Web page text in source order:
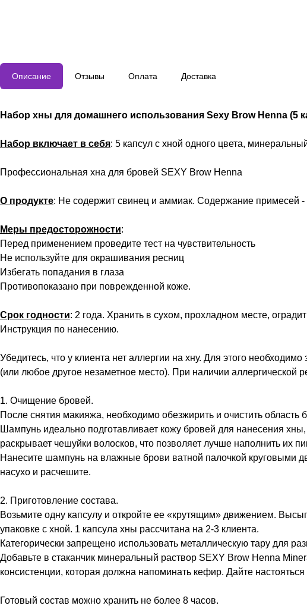
Описание Отзывы Оплата Доставка
Набор хны для домашнего использования Sexy Brow Henna (5
Набор включает в себя: 5 капсул с хной одного цвета,
Профессиональная хна для бровей SEXY Brow Henna
О продукте: Не содержит свинец и аммиак. Содержание примесей -
Меры предосторожности:
Перед применением проведите тест на чувствительность
Не используйте для окрашивания ресниц
Избегать попадания в глаза
Противопоказано при поврежденной коже.
Срок годности: 2 года. Хранить в сухом, прохладном месте,
Инструкция по нанесению.
Убедитесь, что у клиента нет аллергии на хну. Для этого
(или любое другое незаметное место). При наличии аллергической
1. Очищение бровей.
После снятия макияжа, необходимо обезжирить и очистить
Шампунь идеально подготавливает кожу бровей для нанесения
раскрывает чешуйки волосков, что позволяет лучше наполнить их
Нанесите шампунь на влажные брови ватной палочкой
насухо и расчешите.
2. Приготовление состава.
Возьмите одну капсулу и откройте ее «крутящим» движением.
упаковке с хной. 1 капсула хны рассчитана на 2-3 клиента.
Категорически запрещено использовать металлическую тару для
Добавьте в стаканчик минеральный раствор SEXY Brow Henna
консистенции, которая должна напоминать кефир. Дайте настояться
Готовый состав можно хранить не более 8 часов.